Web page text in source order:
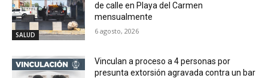
SALUD
de calle en Playa del Carmen
mensualmente
6 agosto, 2026
Vinculan a proceso a 4 personas por
presunta extorsión agravada contra un bar